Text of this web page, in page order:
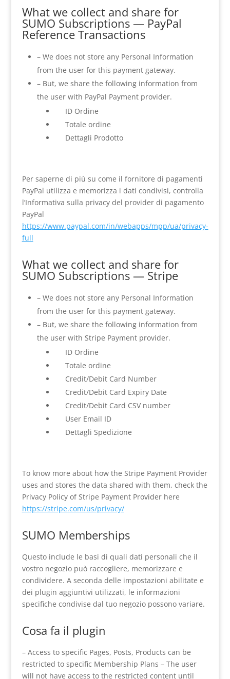
What we collect and share for
SUMO Subscriptions — PayPal
Reference Transactions
– We does not store any Personal Information
from the user for this payment gateway.
– But, we share the following information from
the user with PayPal Payment provider.
ID Ordine
Totale ordine
Dettagli Prodotto
Per saperne di più su come il fornitore di pagamenti
PayPal utilizza e memorizza i dati condivisi, controlla
l’Informativa sulla privacy del provider di pagamento
PayPal
https://www.paypal.com/in/webapps/mpp/ua/privacy-
full
What we collect and share for
SUMO Subscriptions — Stripe
– We does not store any Personal Information
from the user for this payment gateway.
– But, we share the following information from
the user with Stripe Payment provider.
ID Ordine
Totale ordine
Credit/Debit Card Number
Credit/Debit Card Expiry Date
Credit/Debit Card CSV number
User Email ID
Dettagli Spedizione
To know more about how the Stripe Payment Provider
uses and stores the data shared with them, check the
Privacy Policy of Stripe Payment Provider here
https://stripe.com/us/privacy/
SUMO Memberships
Questo include le basi di quali dati personali che il
vostro negozio può raccogliere, memorizzare e
condividere. A seconda delle impostazioni abilitate e
dei plugin aggiuntivi utilizzati, le informazioni
specifiche condivise dal tuo negozio possono variare.
Cosa fa il plugin
– Access to specific Pages, Posts, Products can be
restricted to specific Membership Plans – The user
will not have access to the restricted content until